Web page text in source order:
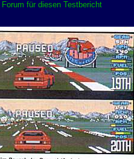
für diesen Testbericht